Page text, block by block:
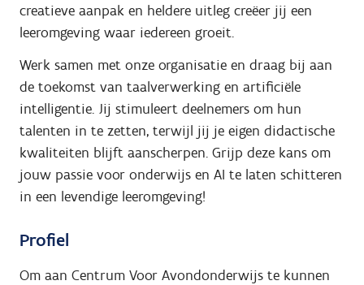
creatieve aanpak en heldere uitleg creëer jij een
leeromgeving waar iedereen groeit.
Werk samen met onze organisatie en draag bij aan
de toekomst van taalverwerking en artificiële
intelligentie. Jij stimuleert deelnemers om hun
talenten in te zetten, terwijl jij je eigen didactische
kwaliteiten blijft aanscherpen. Grijp deze kans om
jouw passie voor onderwijs en AI te laten schitteren
in een levendige leeromgeving!
Profiel
Om aan Centrum Voor Avondonderwijs te kunnen